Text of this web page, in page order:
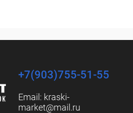
+7(903)755-51-55
Email: kraski-
market@mail.ru